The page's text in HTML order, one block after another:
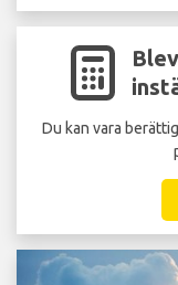
Du kan vara